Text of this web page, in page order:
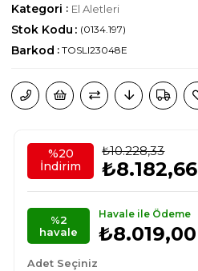
Kategori : El Aletleri
(0134.197)
Stok Kodu
Barkod : TOSLI23048E
%20
İndirim
₺10.228,33
₺8.182,66
Havale ile Ödeme
₺8.019,00
%2
havale
Adet Seçiniz